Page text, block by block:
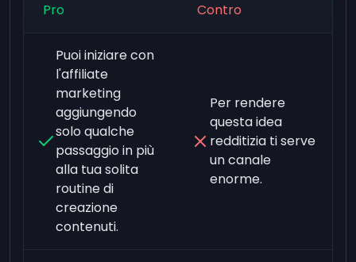
Pro Contro
Puoi iniziare con
l'affiliate
marketing
aggiungendo
solo qualche
passaggio in più
alla tua solita
routine di
creazione
contenuti.
Per rendere
questa idea
redditizia ti serve
un canale
enorme.